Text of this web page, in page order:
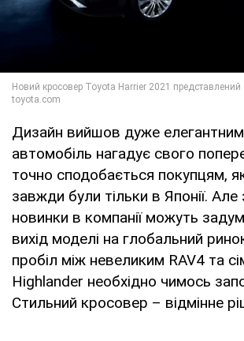
Дизайн вийшов дуже
автомобіль нагадує свого
точно сподобається покупцям,
завжди були тільки в Японії.
новинки в компанії можуть
вихід моделі на глобальний
пробіл між невеликим RAV4 та
Highlander необхідно чимось
Стильний кросовер – відмінне